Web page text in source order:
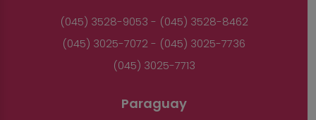
(045) 3528-9053 - (045) 3528-8462
(045) 3025-7072 - (045) 3025-7736
(045) 3025-7713
Paraguay